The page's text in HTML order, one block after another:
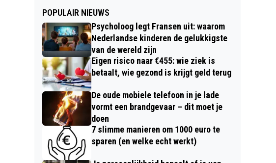
POPULAIR NIEUWS
Psycholoog legt Fransen uit: waarom
Nederlandse kinderen de gelukkigste
van de wereld zijn
Eigen risico naar €455: wie ziek is
betaalt, wie gezond is krijgt geld terug
De oude mobiele telefoon in je lade
vormt een brandgevaar – dit moet je
doen
7 slimme manieren om 1000 euro te
sparen (en welke echt werkt)